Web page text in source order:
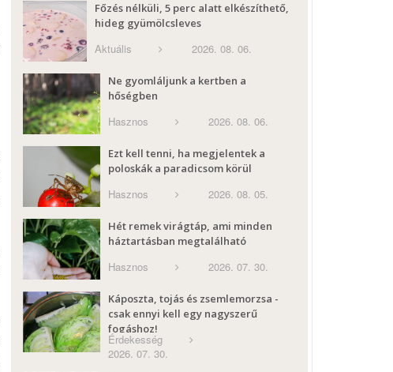
Főzés nélküli, 5 perc alatt elkészíthető,
hideg gyümölcsleves
Aktuális 2026. 08. 06.
Ne gyomláljunk a kertben a
hőségben
Hasznos 2026. 08. 06.
Ezt kell tenni, ha megjelentek a
poloskák a paradicsom körül
Hasznos 2026. 08. 05.
Hét remek virágtáp, ami minden
háztartásban megtalálható
Hasznos 2026. 07. 30.
Káposzta, tojás és zsemlemorzsa -
csak ennyi kell egy nagyszerű
fogáshoz!
Érdekesség
2026. 07. 30.